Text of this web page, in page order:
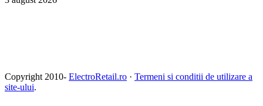
Copyright 2010- ElectroRetail.ro · Termeni si conditii de utilizare a
site-ului.